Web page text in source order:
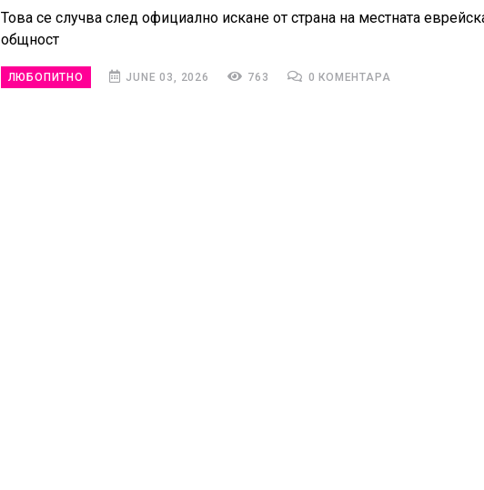
Това се случва след официално искане от страна на местната
общност
ЛЮБОПИТНО JUNE 03, 2026 763 0 КОМЕНТАРА